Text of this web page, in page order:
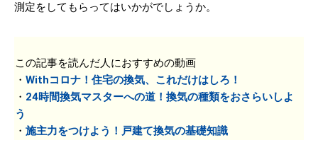
測定をしてもらってはいかがでしょうか。
この記事を読んだ人におすすめの動画
・ Withコロナ！住宅の換気、これだけはしろ！
・ 24時間換気マスターへの道！換気の種類をおさらいしよ
う
・ 施主力をつけよう！戸建て換気の基礎知識